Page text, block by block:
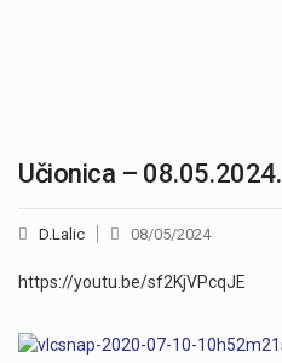
Učionica – 08.05.2024.
D.Lalic 08/05/2024
https://youtu.be/sf2KjVPcqJE